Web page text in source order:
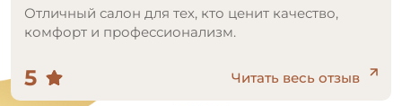
5 Читать весь отзыв